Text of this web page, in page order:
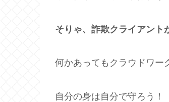
そりゃ、詐欺クライアント
何かあってもクラウドワー
自分の身は自分で守ろう！